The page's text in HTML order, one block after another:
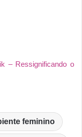
– Ressignificando o
feminino